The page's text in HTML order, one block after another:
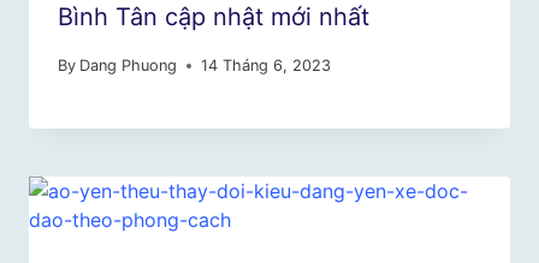
Bình Tân cập nhật mới nhất
By Dang Phuong 14 Tháng 6, 2023